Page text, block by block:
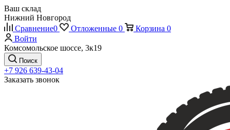
Ваш склад
Нижний Новгород
Сравнение0 Отложенные 0 Корзина 0
Войти
Комсомольское шоссе, 3к19
Поиск
+7 926 639-43-04
Заказать звонок